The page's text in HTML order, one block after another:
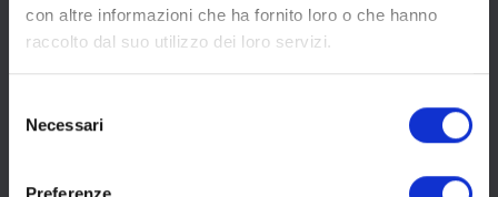
con altre informazioni che ha fornito loro o che hanno
raccolto dal suo utilizzo dei loro servizi.
delNecessari
Preferenze
FAQ Collabora con noi
FOLLOW US